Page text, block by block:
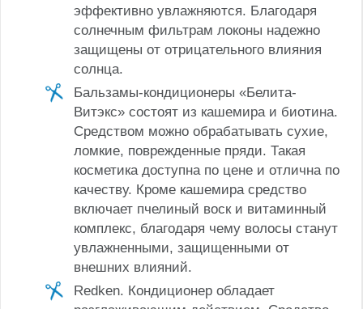
эффективно увлажняются. Благодаря
солнечным фильтрам локоны надежно
защищены от отрицательного влияния
солнца.
Бальзамы-кондиционеры «Белита-
Витэкс» состоят из кашемира и биотина.
Средством можно обрабатывать сухие,
ломкие, поврежденные пряди. Такая
косметика доступна по цене и отлична по
качеству. Кроме кашемира средство
включает пчелиный воск и витаминный
комплекс, благодаря чему волосы станут
увлажненными, защищенными от
внешних влияний.
Redken. Кондиционер обладает